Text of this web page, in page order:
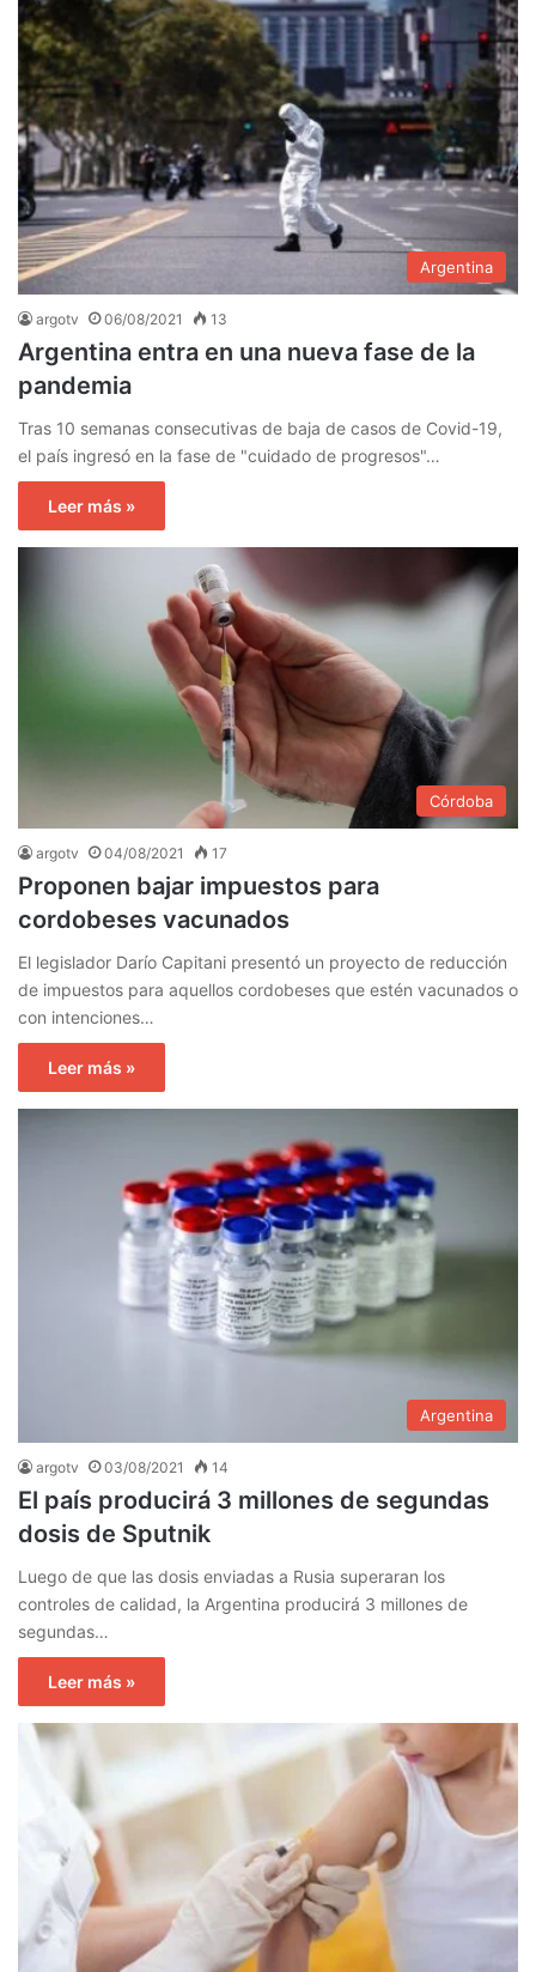
Argentina
argotv 06/08/2021 13
Argentina entra en una nueva fase de la
pandemia
Tras 10 semanas consecutivas de baja de casos de Covid-19,
el país ingresó en la fase de "cuidado de progresos"…
Leer más »
Córdoba
argotv 04/08/2021 17
Proponen bajar impuestos para
cordobeses vacunados
El legislador Darío Capitani presentó un proyecto de reducción
de impuestos para aquellos cordobeses que estén vacunados o
con intenciones…
Leer más »
Argentina
argotv 03/08/2021 14
El país producirá 3 millones de segundas
dosis de Sputnik
Luego de que las dosis enviadas a Rusia superaran los
controles de calidad, la Argentina producirá 3 millones de
segundas…
Leer más »